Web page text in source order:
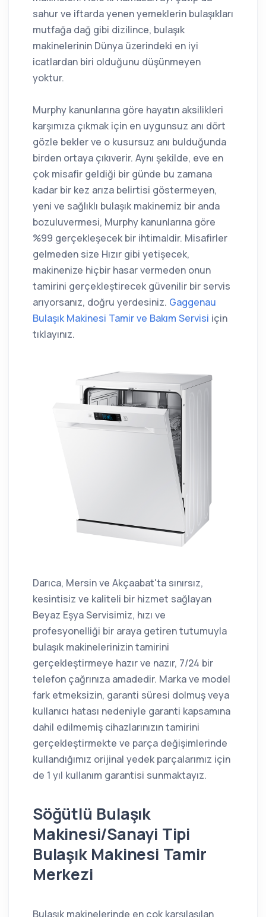
sahur ve iftarda yenen yemeklerin bulaşıkları
mutfağa dağ gibi dizilince, bulaşık
makinelerinin Dünya üzerindeki en iyi
icatlardan biri olduğunu düşünmeyen
yoktur.
Murphy kanunlarına göre hayatın aksilikleri
karşımıza çıkmak için en uygunsuz anı dört
gözle bekler ve o kusursuz anı bulduğunda
birden ortaya çıkıverir. Aynı şekilde, eve en
çok misafir geldiği bir günde bu zamana
kadar bir kez arıza belirtisi göstermeyen,
yeni ve sağlıklı bulaşık makinemiz bir anda
bozuluvermesi, Murphy kanunlarına göre
%99 gerçekleşecek bir ihtimaldir. Misafirler
gelmeden size Hızır gibi yetişecek,
makinenize hiçbir hasar vermeden onun
tamirini gerçekleştirecek güvenilir bir servis
arıyorsanız, doğru yerdesiniz. Gaggenau
Bulaşık Makinesi Tamir ve Bakım Servisi için
tıklayınız.
Darıca, Mersin ve Akçaabat'ta sınırsız,
kesintisiz ve kaliteli bir hizmet sağlayan
Beyaz Eşya Servisimiz, hızı ve
profesyonelliği bir araya getiren tutumuyla
bulaşık makinelerinizin tamirini
gerçekleştirmeye hazır ve nazır, 7/24 bir
telefon çağrınıza amadedir. Marka ve model
fark etmeksizin, garanti süresi dolmuş veya
kullanıcı hatası nedeniyle garanti kapsamına
dahil edilmemiş cihazlarınızın tamirini
gerçekleştirmekte ve parça değişimlerinde
kullandığımız orijinal yedek parçalarımız için
de 1 yıl kullanım garantisi sunmaktayız.
Söğütlü Bulaşık
Makinesi/Sanayi Tipi
Bulaşık Makinesi Tamir
Merkezi
Bulaşık makinelerinde en çok karşılaşılan